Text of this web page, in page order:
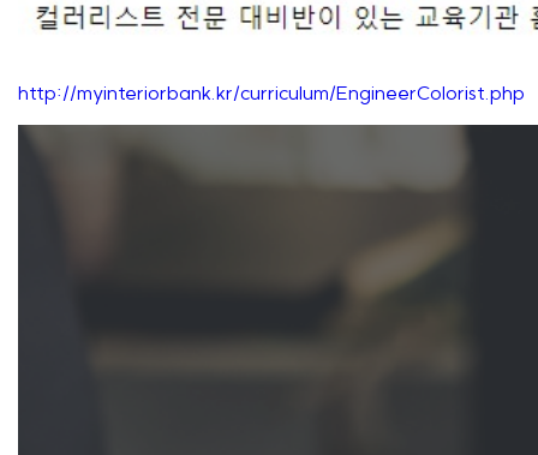
http://myinteriorbank.kr/curriculum/EngineerColorist.php